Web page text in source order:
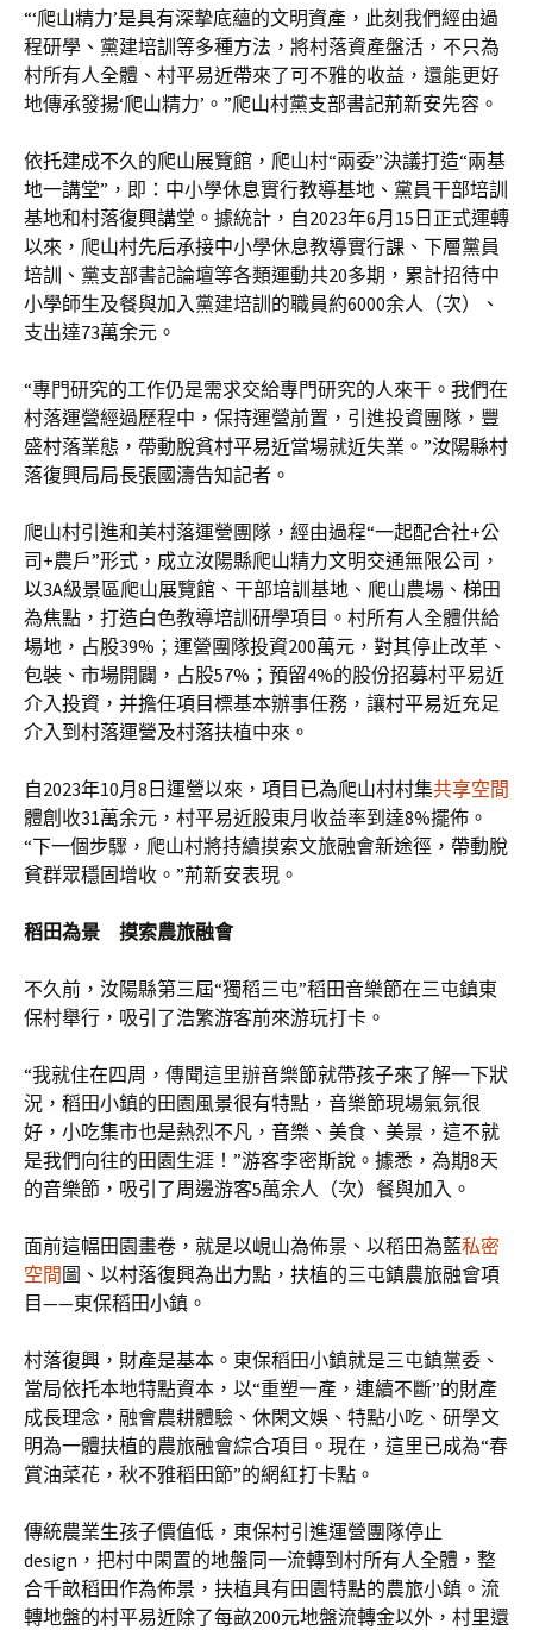
“‘爬山精力’是具有深摯底蘊的文明資產，此刻我們經由過
程研學、黨建培訓等多種方法，將村落資產盤活，不只為
村所有人全體、村平易近帶來了可不雅的收益，還能更好
地傳承發揚‘爬山精力’。”爬山村黨支部書記荊新安先容。
依托建成不久的爬山展覽館，爬山村“兩委”決議打造“兩基
地一講堂”，即：中小學休息實行教導基地、黨員干部培訓
基地和村落復興講堂。據統計，自2023年6月15日正式運轉
以來，爬山村先后承接中小學休息教導實行課、下層黨員
培訓、黨支部書記論壇等各類運動共20多期，累計招待中
小學師生及餐與加入黨建培訓的職員約6000余人（次）、
支出達73萬余元。
“專門研究的工作仍是需求交給專門研究的人來干。我們在
村落運營經過歷程中，保持運營前置，引進投資團隊，豐
盛村落業態，帶動脫貧村平易近當場就近失業。”汝陽縣村
落復興局局長張國濤告知記者。
爬山村引進和美村落運營團隊，經由過程“一起配合社+公
司+農戶”形式，成立汝陽縣爬山精力文明交通無限公司，
以3A級景區爬山展覽館、干部培訓基地、爬山農場、梯田
為焦點，打造白色教導培訓研學項目。村所有人全體供給
場地，占股39%；運營團隊投資200萬元，對其停止改革、
包裝、市場開闢，占股57%；預留4%的股份招募村平易近
介入投資，并擔任項目標基本辦事任務，讓村平易近充足
介入到村落運營及村落扶植中來。
自2023年10月8日運營以來，項目已為爬山村村集共享空間
體創收31萬余元，村平易近股東月收益率到達8%擺佈。
“下一個步驟，爬山村將持續摸索文旅融會新途徑，帶動脫
貧群眾穩固增收。”荊新安表現。
稻田為景 摸索農旅融會
不久前，汝陽縣第三屆“獨稻三屯”稻田音樂節在三屯鎮東
保村舉行，吸引了浩繁游客前來游玩打卡。
“我就住在四周，傳聞這里辦音樂節就帶孩子來了解一下狀
況，稻田小鎮的田園風景很有特點，音樂節現場氣氛很
好，小吃集市也是熱烈不凡，音樂、美食、美景，這不就
是我們向往的田園生涯！”游客李密斯說。據悉，為期8天
的音樂節，吸引了周邊游客5萬余人（次）餐與加入。
面前這幅田園畫卷，就是以峴山為佈景、以稻田為藍私密
空間 圖、以村落復興為出力點，扶植的三屯鎮農旅融會項
目——東保稻田小鎮。
村落復興，財產是基本。東保稻田小鎮就是三屯鎮黨委、
當局依托本地特點資本，以“重塑一產，連續不斷”的財產
成長理念，融會農耕體驗、休閑文娛、特點小吃、研學文
明為一體扶植的農旅融會綜合項目。現在，這里已成為“春
賞油菜花，秋不雅稻田節”的網紅打卡點。
傳統農業生孩子價值低，東保村引進運營團隊停止
design，把村中閑置的地盤同一流轉到村所有人全體，整
合千畝稻田作為佈景，扶植具有田園特點的農旅小鎮。流
轉地盤的村平易近除了每畝200元地盤流轉金以外，村里還